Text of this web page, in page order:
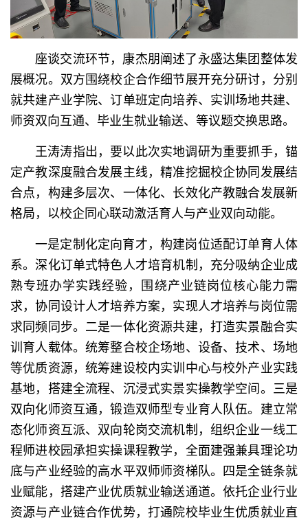
座谈交流环节，康杰朋阐述了永盛达集团整体发
展概况。双方围绕校企合作细节展开充分研讨，分别
就共建产业学院、订单班定向培养、实训场地共建、
师资双向互通、毕业生就业输送、等议题交换思路。
王涛涛指出，要以此次实地调研为重要抓手，锚
定产教深度融合发展主线，精准挖掘校企协同发展结
合点，构建多层次、一体化、长效化产教融合发展新
格局，以校企同心联动激活育人与产业双向动能。
一是定制化定向育才，构建岗位适配订单育人体
系。深化订单式特色人才培育机制，充分吸纳企业成
熟专班办学实践经验，围绕产业链岗位核心能力需
求，协同设计人才培养方案，实现人才培养与岗位需
求同频同步。二是一体化资源共建，打造实景融合实
训育人载体。统筹整合校企场地、设备、技术、场地
等优质资源，统筹建设校内实训中心与校外产业实践
基地，搭建全流程、沉浸式实景实操教学空间。三是
双向化师资互通，锻造双师型专业育人队伍。建立常
态化师资互派、双向轮岗交流机制，组织企业一线工
程师进校园承担实操课程教学，全面建强兼具理论功
底与产业经验的高水平双师师资梯队。四是全链条就
业赋能，搭建产业优质就业输送通道。依托企业行业
资源与产业链合作优势，打通院校毕业生优质就业直